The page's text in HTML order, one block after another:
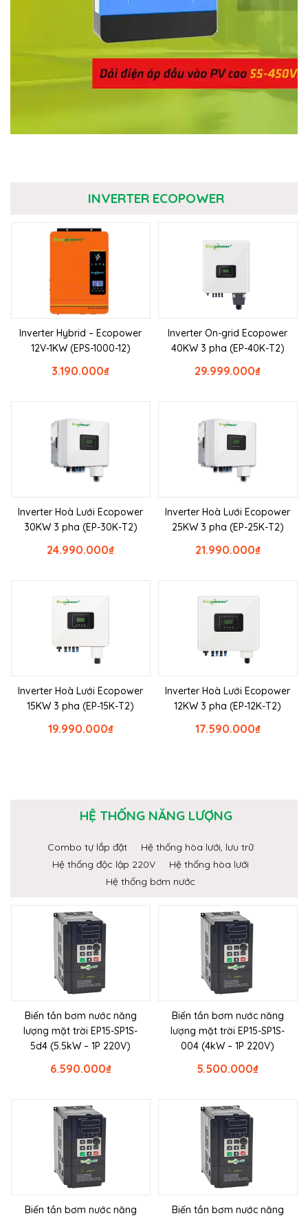
INVERTER ECOPOWER
Inverter Hybrid – Ecopower
12V-1KW (EPS-1000-12)
₫
3.190.000
Inverter On-grid Ecopower
40KW 3 pha (EP-40K-T2)
₫
29.999.000
Inverter Hoà Lưới Ecopower
30KW 3 pha (EP-30K-T2)
₫
24.990.000
Inverter Hoà Lưới Ecopower
25KW 3 pha (EP-25K-T2)
₫
21.990.000
Inverter Hoà Lưới Ecopower
15KW 3 pha (EP-15K-T2)
₫
19.990.000
Inverter Hoà Lưới Ecopower
12KW 3 pha (EP-12K-T2)
₫
17.590.000
HỆ THỐNG NĂNG LƯỢNG
Combo tự lắp đặt
Hệ thống hòa lưới, lưu trữ
Hệ thống độc lập 220V
Hệ thống hòa lưới
Hệ thống bơm nước
Biến tần bơm nước năng
lượng mặt trời EP15-SP1S-
5d4 (5.5kW – 1P 220V)
₫
6.590.000
Biến tần bơm nước năng
lượng mặt trời EP15-SP1S-
004 (4kW – 1P 220V)
₫
5.500.000
Biến tần bơm nước năng
Biến tần bơm nước năng